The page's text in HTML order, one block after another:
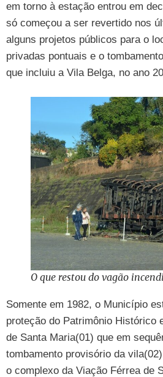
em torno à estação entrou em
só começou a ser revertido nos
alguns projetos públicos para o
privadas pontuais e o
que incluiu a Vila Belga, no ano
O que restou do vagão
Somente em 1982, o Município
proteção do Patrimônio Histórico
de Santa Maria(01) que em
tombamento provisório da
o complexo da Viação Férrea de